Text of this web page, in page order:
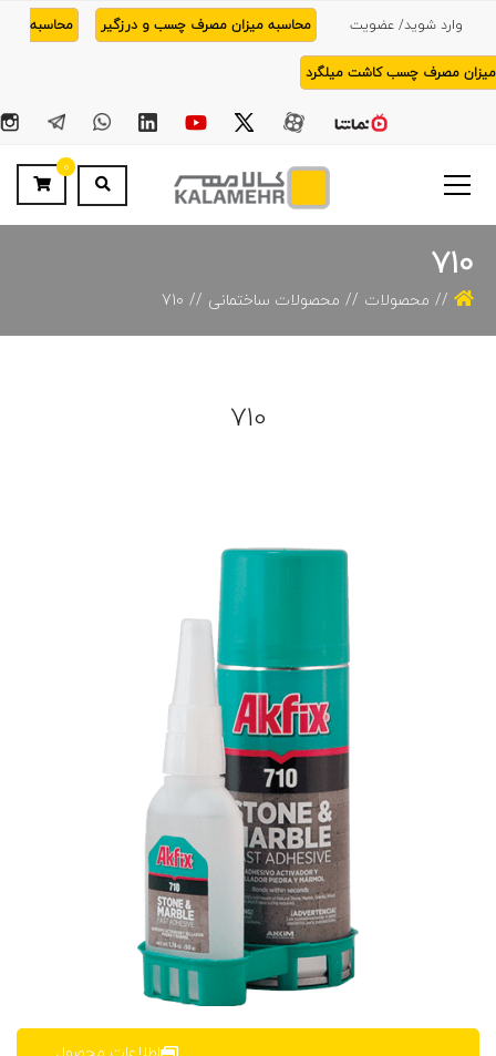
وارد شوید/ عضویت محاسبه میزان مصرف چسب و درزگیر محاسبه
میزان مصرف چسب کاشت میلگرد
0
710
محصولات محصولات ساختمانی 710
710